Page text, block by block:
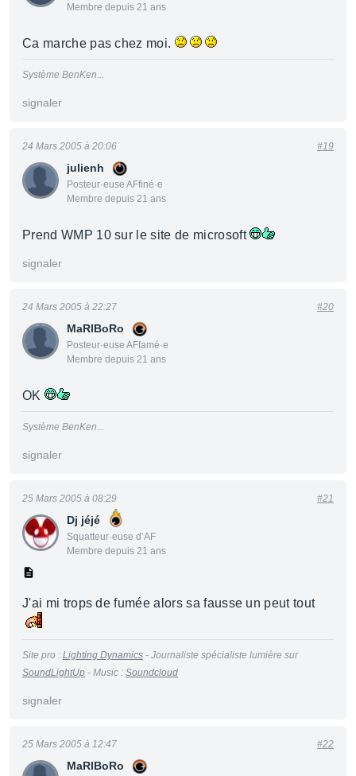
Membre depuis 21 ans
Ca marche pas chez moi.
Système BenKen...
signaler
julienh
Posteur·euse AFfiné·e
Membre depuis 21 ans
24 Mars 2005 à 20:06 #19
Prend WMP 10 sur le site de microsoft
signaler
MaRlBoRo
Posteur·euse AFfamé·e
Membre depuis 21 ans
24 Mars 2005 à 22:27 #20
OK
Système BenKen...
signaler
Dj jéjé
Squatteur·euse d’AF
Membre depuis 21 ans
25 Mars 2005 à 08:29 #21
J'ai mi trops de fumée alors sa fausse un peut tout
Site pro : Lighting Dynamics - Journaliste spécialiste lumière sur
SoundLightUp - Music : Soundcloud
signaler
MaRlBoRo
25 Mars 2005 à 12:47 #22